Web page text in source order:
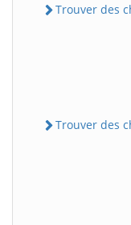
Trouver des
Trouver des